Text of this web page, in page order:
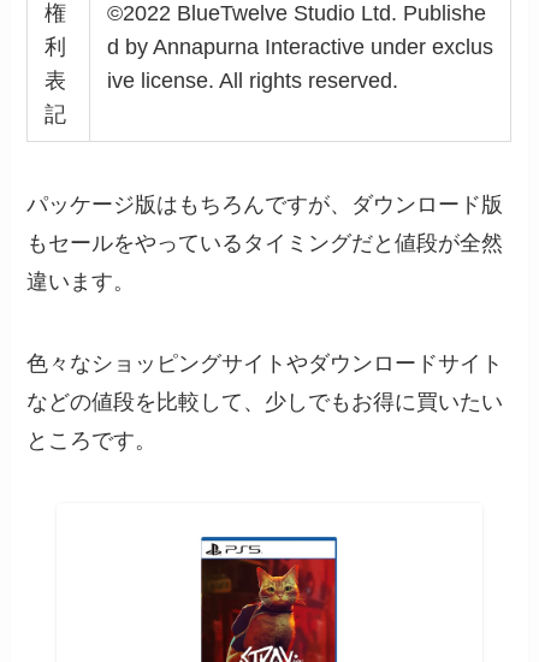
権
利
表
記
©2022 BlueTwelve Studio Ltd. Publishe
d by Annapurna Interactive under exclus
ive license. All rights reserved.
パッケージ版はもちろんですが、ダウンロード版
もセールをやっているタイミングだと値段が全然
違います。
色々なショッピングサイトやダウンロードサイト
などの値段を比較して、少しでもお得に買いたい
ところです。